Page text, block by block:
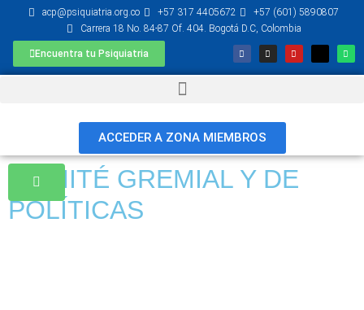
acp@psiquiatria.org.co +57 317 4405672
+57 (601) 5890807
Carrera 18 No. 84-87 Of. 404. Bogotá D.C, Colombia
Encuentra tu Psiquiatria
ACCEDER A ZONA MIEMBROS
COMITÉ GREMIAL Y DE
POLÍTICAS